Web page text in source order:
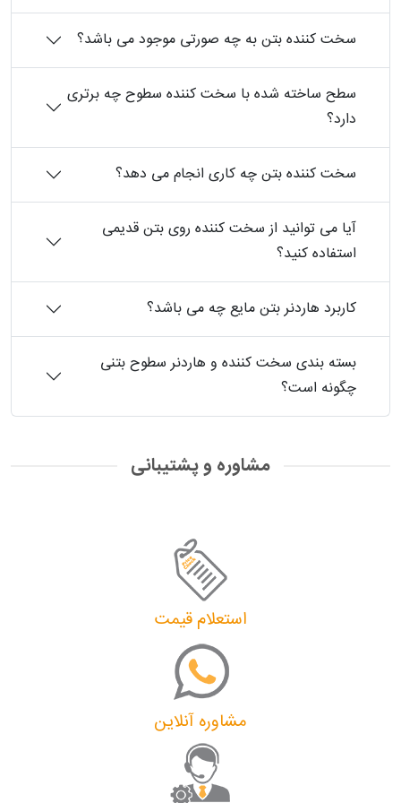
سخت کننده بتن به چه صورتی موجود می باشد؟
سطح ساخته شده با سخت کننده سطوح چه برتری
دارد؟
سخت کننده بتن چه کاری انجام می دهد؟
آیا می توانید از سخت کننده روی بتن قدیمی
استفاده کنید؟
کاربرد هاردنر بتن مایع چه می باشد؟
بسته بندی سخت کننده و هاردنر سطوح بتنی
چگونه است؟
مشاوره و پشتیبانی
استعلام قیمت
مشاوره آنلاین